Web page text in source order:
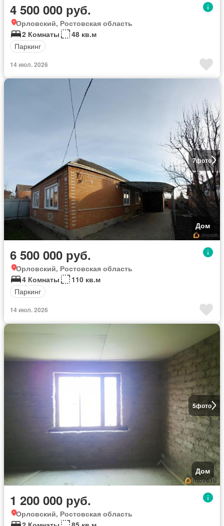
4 500 000 руб.
Орловский, Ростовская область
2 Комнаты
48 кв.м
Паркинг
14 июл. 2026
7фото
Дом
6 500 000 руб.
Орловский, Ростовская область
4 Комнаты
110 кв.м
Паркинг
14 июл. 2026
5фото
Дом
1 200 000 руб.
Орловский, Ростовская область